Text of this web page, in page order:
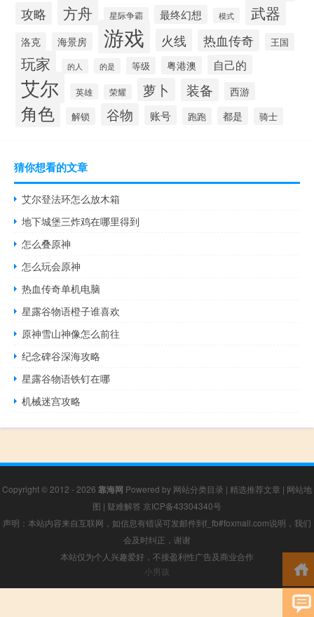
攻略 方舟 星际争霸 最终幻想 模式 武器
洛克 海景房 游戏 火线 热血传奇 王国
玩家 的人 的是 等级 粤港澳 自己的
艾尔 英雄 荣耀 萝卜 装备 西游
角色 解锁 谷物 账号 跑跑 都是 骑士
猜你想看的文章
艾尔登法环怎么放木箱
地下城堡三炸鸡在哪里得到
怎么叠原神
怎么玩会原神
热血传奇单机电脑
星露谷物语橙子谁喜欢
原神雪山神像怎么前往
纪念碑谷深海攻略
星露谷物语铁钉在哪
机械迷宫攻略
Copyright © 2012 - 2026 靠海网 Powered by 网站分类目录 | 精选推荐文章 | 网站地
图 | 疑难解答 京ICP备43304340号
声明：本站内容来自互联网，如信息有错误可发邮件到f_fb#foxmail.com说明，我们
会及时纠正，谢谢
本站仅为个人兴趣爱好，不接盈利性广告及商业合作
小男孩